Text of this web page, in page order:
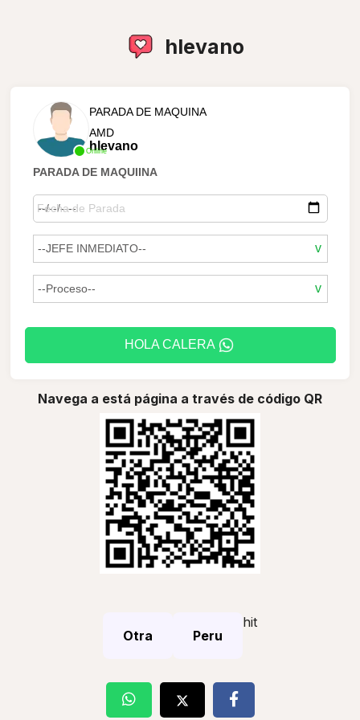
hlevano
Online
PARADA DE MAQUINA
AMD
hlevano
PARADA DE MAQUIINA
HOLA CALERA
Navega a está página a través de código QR
Otra Peru
hit